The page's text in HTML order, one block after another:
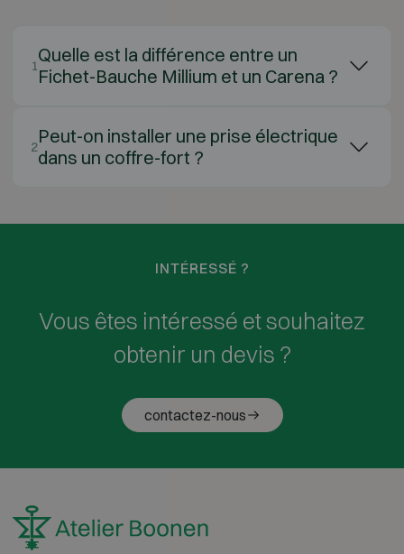
1Quelle est la différence entre un
Fichet-Bauche Millium et un Carena ?
2Peut-on installer une prise électrique
dans un coffre-fort ?
INTÉRESSÉ ?
Vous êtes intéressé et souhaitez
obtenir un devis ?
contactez-nous